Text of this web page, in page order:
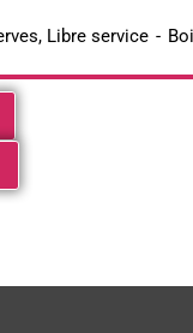
, Libre service -